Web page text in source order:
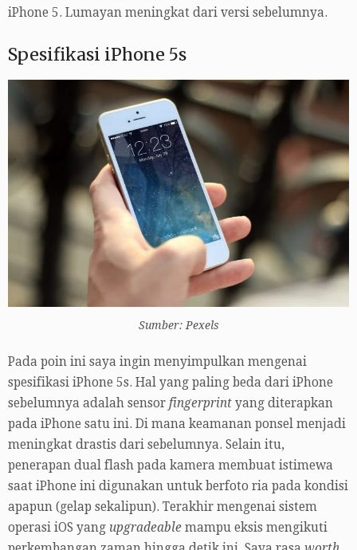
iPhone 5. Lumayan meningkat dari versi sebelumnya.
Spesifikasi iPhone 5s
Sumber: Pexels
Pada poin ini saya ingin menyimpulkan mengenai
spesifikasi iPhone 5s. Hal yang paling beda dari iPhone
sebelumnya adalah sensor fingerprint yang diterapkan
pada iPhone satu ini. Di mana keamanan ponsel menjadi
meningkat drastis dari sebelumnya. Selain itu,
penerapan dual flash pada kamera membuat istimewa
saat iPhone ini digunakan untuk berfoto ria pada kondisi
apapun (gelap sekalipun). Terakhir mengenai sistem
operasi iOS yang upgradeable mampu eksis mengikuti